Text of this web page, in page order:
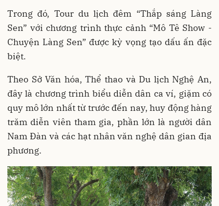
Trong đó, Tour du lịch đêm “Thắp sáng Làng
Sen” với chương trình thực cảnh “Mô Tê Show -
Chuyện Làng Sen” được kỳ vọng tạo dấu ấn đặc
biệt.
Theo Sở Văn hóa, Thể thao và Du lịch Nghệ An,
đây là chương trình biểu diễn dân ca ví, giặm có
quy mô lớn nhất từ trước đến nay, huy động hàng
trăm diễn viên tham gia, phần lớn là người dân
Nam Đàn và các hạt nhân văn nghệ dân gian địa
phương.